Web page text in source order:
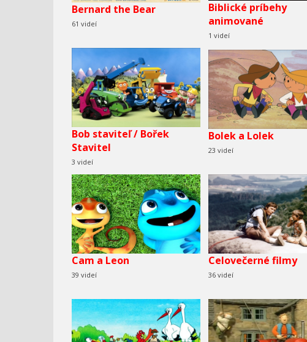
Bernard the Bear
61 videí
Biblické príbehy
animované
1 videí
Bob staviteľ / Bořek
Stavitel
3 videí
Bolek a Lolek
23 videí
Cam a Leon
39 videí
Celovečerné filmy
36 videí